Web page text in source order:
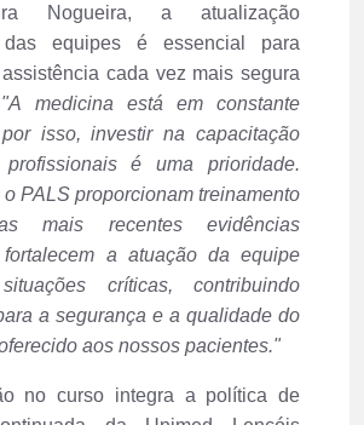
clínico do Hospital Unimed, Dr.
Nogueira, a atualização
das equipes é essencial para
"A medicina está em constante
isso, investir na capacitação
profissionais é uma prioridade.
mais recentes evidências
fortalecem a atuação da equipe
críticas, contribuindo
a segurança e a qualidade do
aos nossos pacientes."